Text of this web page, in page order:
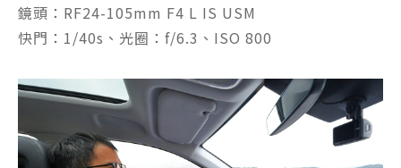
鏡頭：RF24-105mm F4 L IS USM
快門：1/40s、光圈：f/6.3、ISO 800